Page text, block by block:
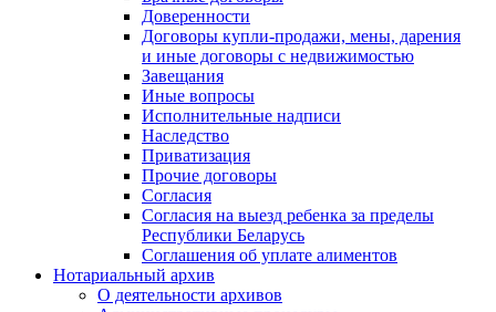
Доверенности
Договоры купли-продажи, мены, дарения
и иные договоры с недвижимостью
Завещания
Иные вопросы
Исполнительные надписи
Наследство
Приватизация
Прочие договоры
Согласия
Согласия на выезд ребенка за пределы
Республики Беларусь
Соглашения об уплате алиментов
Нотариальный архив
О деятельности архивов